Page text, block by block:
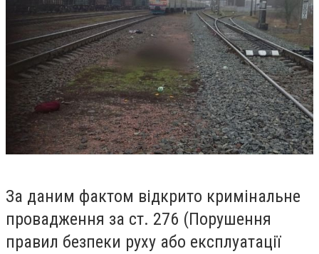
За даним фактом відкрито кримінальне
провадження за ст. 276 (Порушення
правил безпеки руху або експлуатації